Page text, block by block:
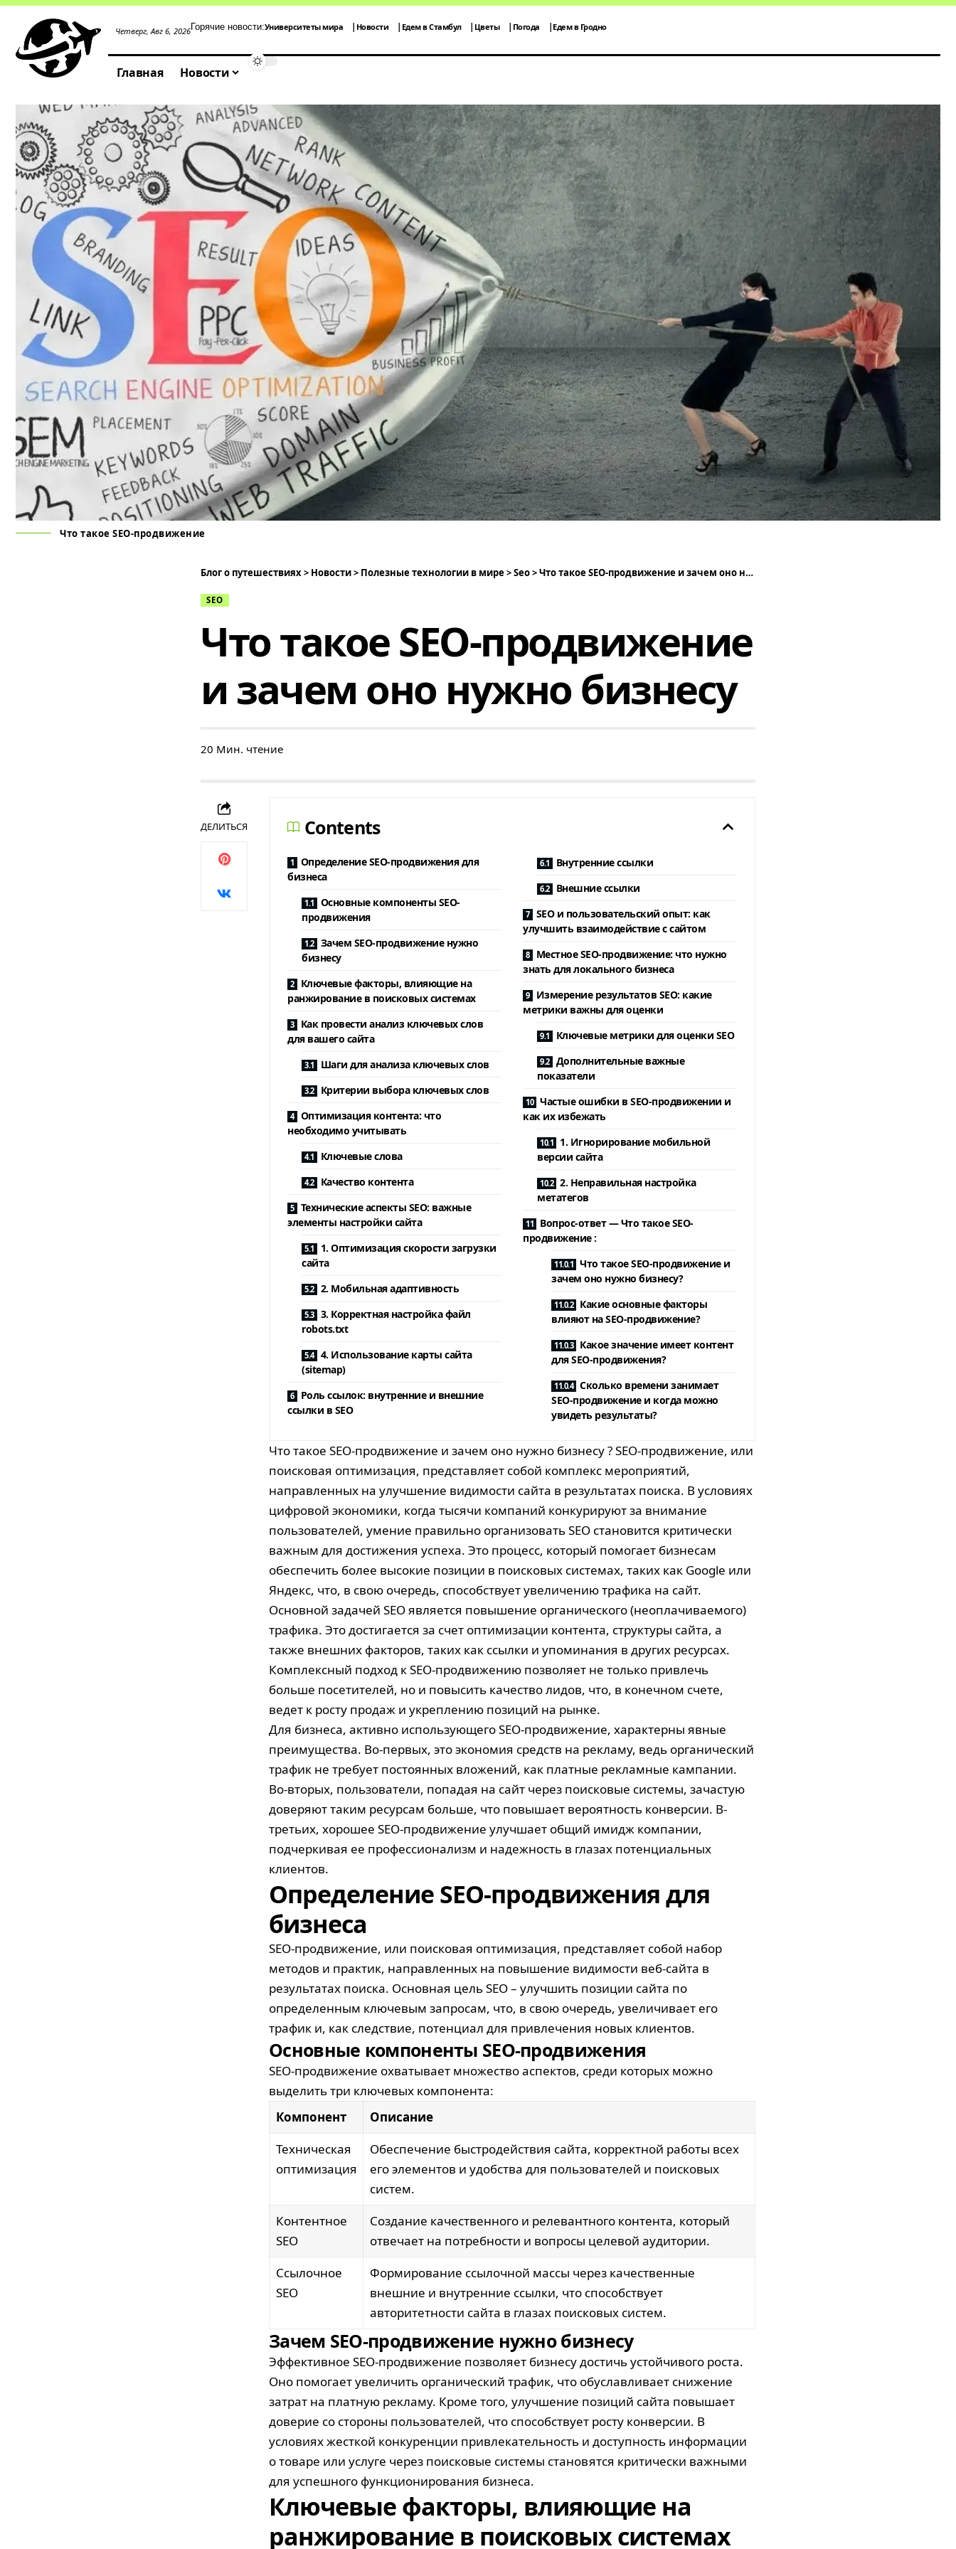
Четверг, Авг 6, 2026Горячие новости:Университеты мира Новости Едем в Стамбул Цветы Погода Едем в Гродно
Главная Новости
Что такое SEO-продвижение
Блог о путешествиях> Новости> Полезные технологии в мире>Seo>Что такое SEO-продвижение и зачем оно нужно бизнесу
SEO
Что такое SEO-продвижение
и зачем оно нужно бизнесу
20 Мин. чтение
ДЕЛИТЬСЯ Contents
Определение SEO-продвижения для
бизнеса
Основные компоненты SEO-
продвижения
Зачем SEO-продвижение нужно
бизнесу
Ключевые факторы, влияющие на
ранжирование в поисковых системах
Как провести анализ ключевых слов
для вашего сайта
Шаги для анализа ключевых слов
Критерии выбора ключевых слов
Оптимизация контента: что
необходимо учитывать
Ключевые слова
Качество контента
Технические аспекты SEO: важные
элементы настройки сайта
1. Оптимизация скорости загрузки
сайта
2. Мобильная адаптивность
3. Корректная настройка файл
robots.txt
4. Использование карты сайта
(sitemap)
Роль ссылок: внутренние и внешние
ссылки в SEO
Внутренние ссылки
Внешние ссылки
SEO и пользовательский опыт: как
улучшить взаимодействие с сайтом
Местное SEO-продвижение: что нужно
знать для локального бизнеса
Измерение результатов SEO: какие
метрики важны для оценки
Ключевые метрики для оценки SEO
Дополнительные важные
показатели
Частые ошибки в SEO-продвижении и
как их избежать
1. Игнорирование мобильной
версии сайта
2. Неправильная настройка
метатегов
Вопрос-ответ — Что такое SEO-
продвижение :
Что такое SEO-продвижение и
зачем оно нужно бизнесу?
Какие основные факторы
влияют на SEO-продвижение?
Какое значение имеет контент
для SEO-продвижения?
Сколько времени занимает
SEO-продвижение и когда можно
увидеть результаты?
Что такое SEO-продвижение и зачем оно нужно бизнесу ? SEO-продвижение, или
поисковая оптимизация, представляет собой комплекс мероприятий,
направленных на улучшение видимости сайта в результатах поиска. В условиях
цифровой экономики, когда тысячи компаний конкурируют за внимание
пользователей, умение правильно организовать SEO становится критически
важным для достижения успеха. Это процесс, который помогает бизнесам
обеспечить более высокие позиции в поисковых системах, таких как Google или
Яндекс, что, в свою очередь, способствует увеличению трафика на сайт.
Основной задачей SEO является повышение органического (неоплачиваемого)
трафика. Это достигается за счет оптимизации контента, структуры сайта, а
также внешних факторов, таких как ссылки и упоминания в других ресурсах.
Комплексный подход к SEO-продвижению позволяет не только привлечь
больше посетителей, но и повысить качество лидов, что, в конечном счете,
ведет к росту продаж и укреплению позиций на рынке.
Для бизнеса, активно использующего SEO-продвижение, характерны явные
преимущества. Во-первых, это экономия средств на рекламу, ведь органический
трафик не требует постоянных вложений, как платные рекламные кампании.
Во-вторых, пользователи, попадая на сайт через поисковые системы, зачастую
доверяют таким ресурсам больше, что повышает вероятность конверсии. В-
третьих, хорошее SEO-продвижение улучшает общий имидж компании,
подчеркивая ее профессионализм и надежность в глазах потенциальных
клиентов.
Определение SEO-продвижения для
бизнеса
SEO-продвижение, или поисковая оптимизация, представляет собой набор
методов и практик, направленных на повышение видимости веб-сайта в
результатах поиска. Основная цель SEO – улучшить позиции сайта по
определенным ключевым запросам, что, в свою очередь, увеличивает его
трафик и, как следствие, потенциал для привлечения новых клиентов.
Основные компоненты SEO-продвижения
SEO-продвижение охватывает множество аспектов, среди которых можно
выделить три ключевых компонента:
Компонент
Описание
Техническая
оптимизация
Обеспечение быстродействия сайта, корректной работы всех
его элементов и удобства для пользователей и поисковых
систем.
Контентное
SEO
Создание качественного и релевантного контента, который
отвечает на потребности и вопросы целевой аудитории.
Ссылочное
SEO
Формирование ссылочной массы через качественные
внешние и внутренние ссылки, что способствует
авторитетности сайта в глазах поисковых систем.
Зачем SEO-продвижение нужно бизнесу
Эффективное SEO-продвижение позволяет бизнесу достичь устойчивого роста.
Оно помогает увеличить органический трафик, что обуславливает снижение
затрат на платную рекламу. Кроме того, улучшение позиций сайта повышает
доверие со стороны пользователей, что способствует росту конверсии. В
условиях жесткой конкуренции привлекательность и доступность информации
о товаре или услуге через поисковые системы становятся критически важными
для успешного функционирования бизнеса.
Ключевые факторы, влияющие на
ранжирование в поисковых системах